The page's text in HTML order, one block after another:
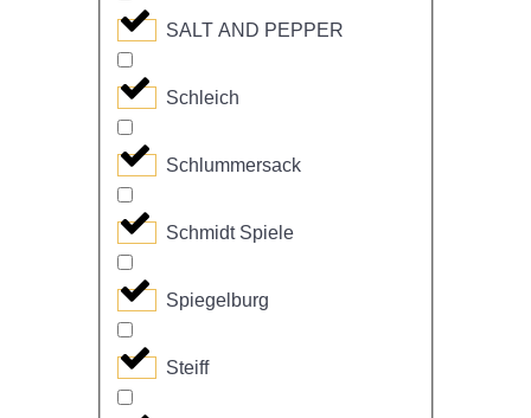
SALT AND PEPPER
Schleich
Schlummersack
Schmidt Spiele
Spiegelburg
Steiff